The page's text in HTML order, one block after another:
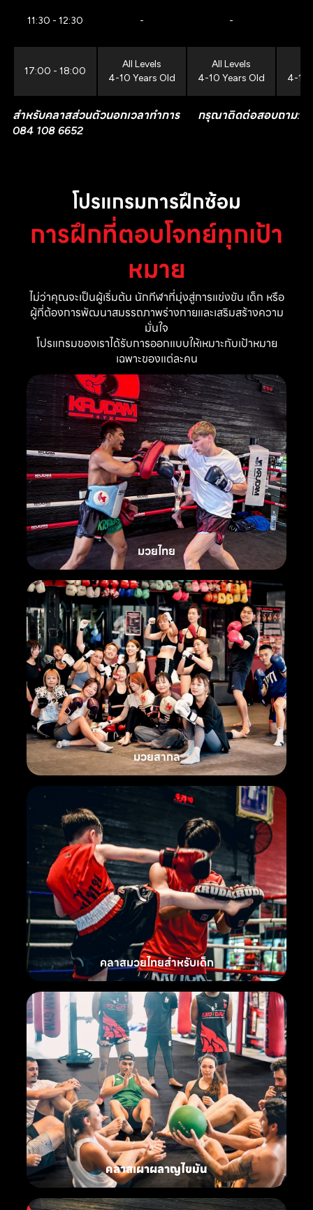
11:30 - 12:30 - -
17:00 - 18:00
All Levels
4-10 Years Old
All Levels
4-10 Years Old
4-10
สำหรับคลาสส่วนตัวนอกเวลาทำการ กรุณาติดต่อสอบถาม:
084 108 6652
โปรแกรมการฝึกซ้อม
การฝึกที่ตอบโจทย์ทุกเป้า
หมาย
ไม่ว่าคุณจะเป็นผู้เริ่มต้น นักกีฬาที่มุ่งสู่การแข่งขัน เด็ก หรือ
ผู้ที่ต้องการพัฒนาสมรรถภาพร่างกายและเสริมสร้างความ
มั่นใจ
โปรแกรมของเราได้รับการออกแบบให้เหมาะกับเป้าหมาย
เฉพาะของแต่ละคน
มวยไทย
มวยสากล
คลาสมวยไทยสำหรับเด็ก
คลาสเผาผลาญไขมัน